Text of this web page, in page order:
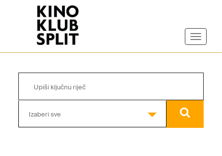
Izaberi sve